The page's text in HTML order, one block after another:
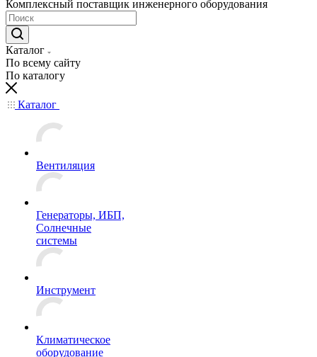
Комплексный поставщик инженерного оборудования
Каталог
По всему сайту
По каталогу
Каталог
Вентиляция
Генераторы, ИБП,
Солнечные
системы
Инструмент
Климатическое
оборудование